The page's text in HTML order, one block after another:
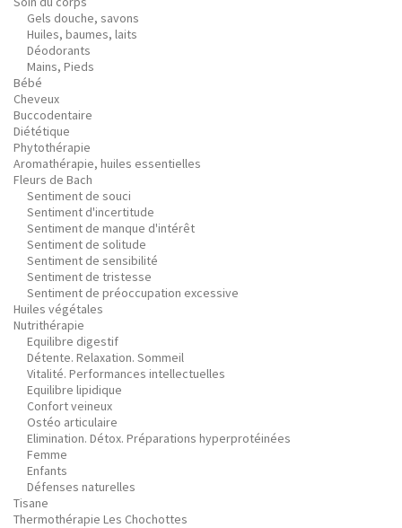
Gels douche, savons
Huiles, baumes, laits
Déodorants
Mains, Pieds
Bébé
Cheveux
Buccodentaire
Diététique
Phytothérapie
Aromathérapie, huiles essentielles
Fleurs de Bach
Sentiment de souci
Sentiment d'incertitude
Sentiment de manque d'intérêt
Sentiment de solitude
Sentiment de sensibilité
Sentiment de tristesse
Sentiment de préoccupation excessive
Huiles végétales
Nutrithérapie
Equilibre digestif
Détente. Relaxation. Sommeil
Vitalité. Performances intellectuelles
Equilibre lipidique
Confort veineux
Ostéo articulaire
Elimination. Détox. Préparations hyperprotéinées
Femme
Enfants
Défenses naturelles
Tisane
Thermothérapie Les Chochottes